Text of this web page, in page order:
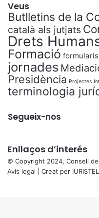
Veus
Butlletins de la
català als jutjats
Drets
Formació
jornades
Presidència Projectes
terminologia
Segueix-nos
Enllaços d’interés
© Copyright 2024, Consell de
Avís legal | Creat per IURISTEL